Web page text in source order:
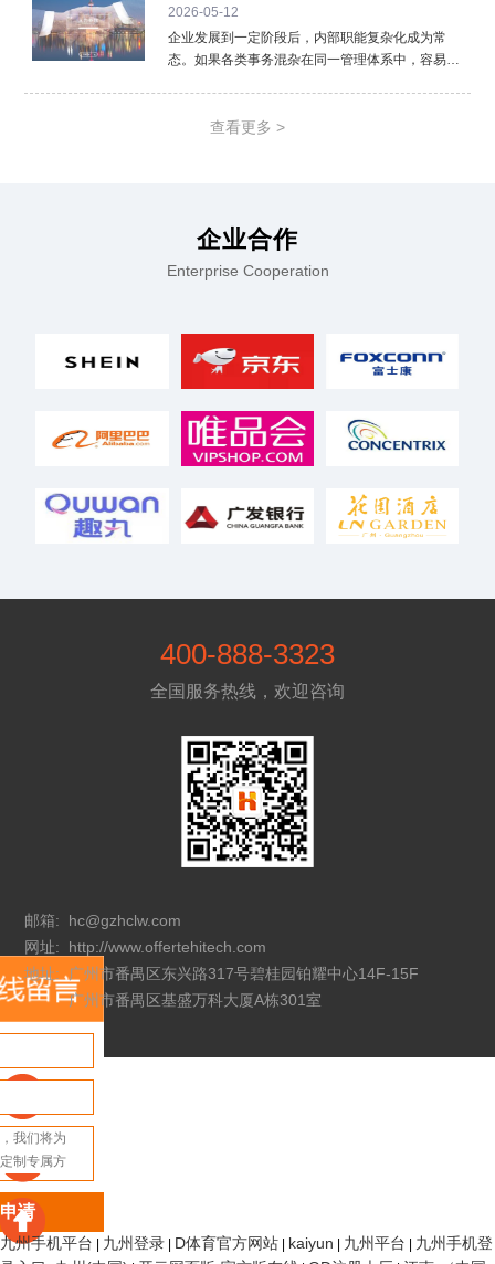
派遣单位（即用人单位
2026-05-12
企业发展到一定阶段后，内部职能复杂化成为常
态。如果各类事务混杂在同一管理体系中，容易降
企业可以将标准化、重复性强的人事事务外置。薪
查看更多 >
企业合作
Enterprise Cooperation
400-888-3323
全国服务热线，欢迎咨询
邮箱:
hc@gzhclw.com
网址:
http://www.offertehitech.com
地址:
广州市番禺区东兴路317号碧桂园铂耀中心14F-15F
广州市番禺区基盛万科大厦A栋301室
请
九州手机平台 九州登录 D体育官方网站 kaiyun 九州平台
九州手机登